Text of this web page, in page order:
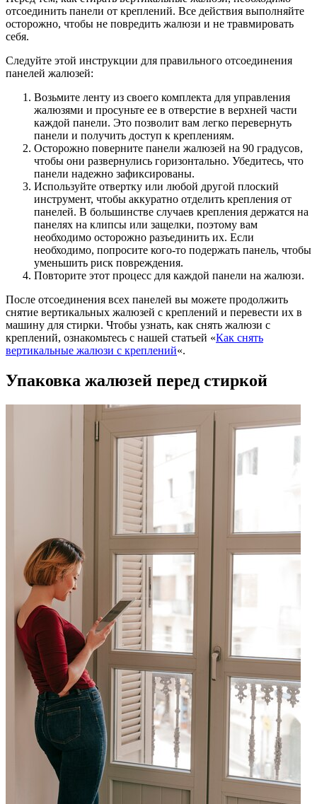
отсоединить панели от креплений. Все действия выполняйте
осторожно, чтобы не повредить жалюзи и не травмировать
себя.
Следуйте этой инструкции для правильного отсоединения
панелей жалюзей:
Возьмите ленту из своего комплекта для управления
жалюзями и просуньте ее в отверстие в верхней части
каждой панели. Это позволит вам легко перевернуть
панели и получить доступ к креплениям.
Осторожно поверните панели жалюзей на 90 градусов,
чтобы они развернулись горизонтально. Убедитесь, что
панели надежно зафиксированы.
Используйте отвертку или любой другой плоский
инструмент, чтобы аккуратно отделить крепления от
панелей. В большинстве случаев крепления держатся на
панелях на клипсы или защелки, поэтому вам
необходимо осторожно разъединить их. Если
необходимо, попросите кого-то подержать панель, чтобы
уменьшить риск повреждения.
Повторите этот процесс для каждой панели на жалюзи.
После отсоединения всех панелей вы можете продолжить
снятие вертикальных жалюзей с креплений и перевести их в
машину для стирки. Чтобы узнать, как снять жалюзи с
креплений, ознакомьтесь с нашей статьей «Как снять
вертикальные жалюзи с креплений«.
Упаковка жалюзей перед стиркой